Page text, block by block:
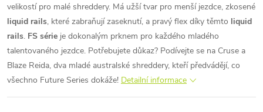
velikostí pro malé shreddery. Má užší tvar pro menší jezdce, zkosené
liquid rails, které zabraňují zaseknutí, a pravý flex díky těmto liquid
rails. FS série je dokonalým prknem pro každého mladého
talentovaného jezdce. Potřebujete důkaz? Podívejte se na Cruse a
Blaze Reida, dva mladé australské shreddery, kteří předvádějí, co
všechno Future Series dokáže! Detailní informace